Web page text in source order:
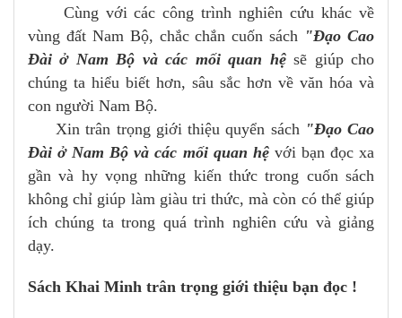
Cùng với các công trình nghiên cứu khác về
vùng đất Nam Bộ, chắc chắn cuốn sách "Đạo Cao
Đài ở Nam Bộ và các mối quan hệsẽ giúp cho
chúng ta hiểu biết hơn, sâu sắc hơn về văn hóa và
con người Nam Bộ.
Xin trân trọng giới thiệu quyển sách "Đạo Cao
Đài ở Nam Bộ và các mối quan hệ với bạn đọc xa
gần và hy vọng những kiến thức trong cuốn sách
không chỉ giúp làm giàu tri thức, mà còn có thể giúp
ích chúng ta trong quá trình nghiên cứu và giảng
dạy.
Sách Khai Minh trân trọng giới thiệu bạn đọc !